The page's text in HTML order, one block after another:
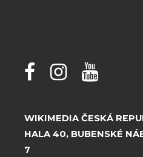
WIKIMEDIA ČESKÁ
HALA 40, BUBENSKÉ
7